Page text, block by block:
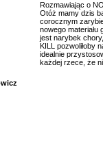
Rozmawiając o
Otóż mamy dzis
corocznym
nowego
jest narybek
KILL pozwoliłoby
idealnie
każdej rzece, że